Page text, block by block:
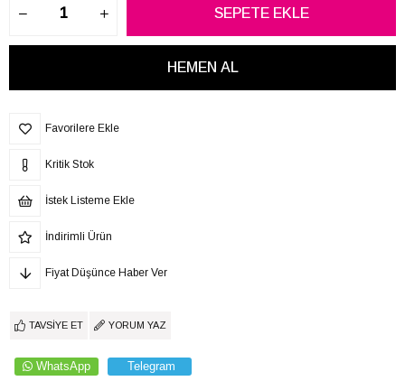
Favorilere Ekle
Kritik Stok
İstek Listeme Ekle
İndirimli Ürün
Fiyat Düşünce Haber Ver
TAVSIYE ET YORUM YAZ
WhatsApp Telegram